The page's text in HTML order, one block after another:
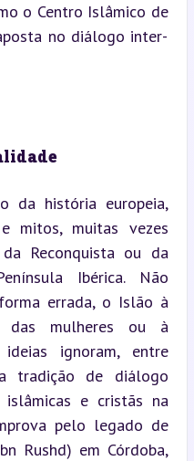
o Centro Islâmico de
no diálogo inter-
da história europeia,
mitos, muitas vezes
Reconquista ou da
Ibérica. Não
errada, o Islão à
das mulheres ou à
ignoram, entre
tradição de diálogo
e cristãs na
pelo legado de
Rushd) em Córdoba,